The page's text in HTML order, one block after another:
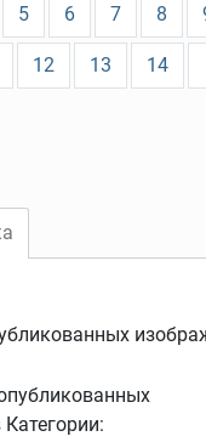
5 6 7 8
12 13 14